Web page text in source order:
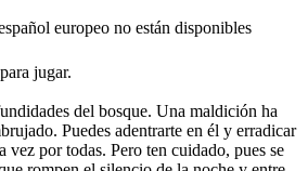
europeo no están disponibles
para jugar.
del bosque. Una maldición ha
Puedes adentrarte en él y erradicar
vez por todas. Pero ten cuidado, pues se